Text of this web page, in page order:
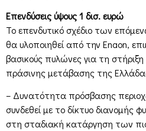
Επενδύσεις ύψους 1 δισ. ευρώ
Το επενδυτικό σχέδιο των
θα υλοποιηθεί από την Enaon,
βασικούς πυλώνες για τη
πράσινης μετάβασης της
– Δυνατότητα πρόσβασης
συνδεθεί με το δίκτυο διανομής
στη σταδιακή κατάργηση των